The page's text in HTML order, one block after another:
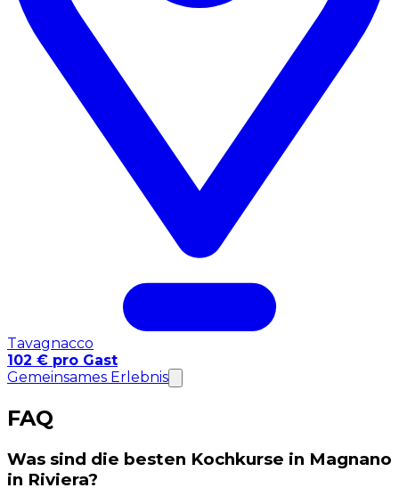
Tavagnacco
102 € pro Gast
Gemeinsames Erlebnis
FAQ
Was sind die besten Kochkurse in Magnano
in Riviera?